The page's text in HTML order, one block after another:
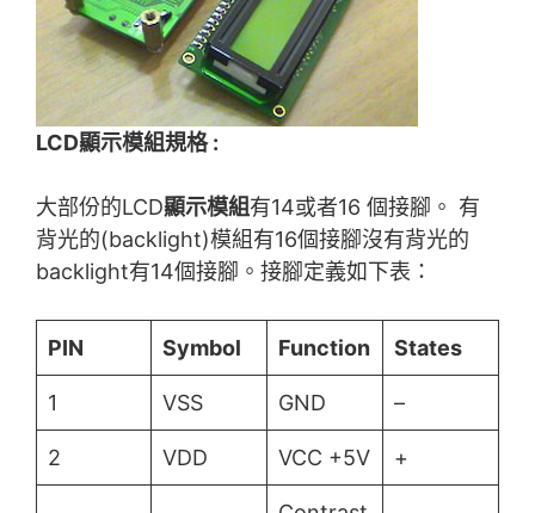
LCD顯示模組規格 :
大部份的LCD顯示模組有14或者16 個接腳。 有
背光的(backlight)模組有16個接腳沒有背光的
backlight有14個接腳。接腳定義如下表：
PIN Symbol Function States
1 VSS GND –
2 VDD VCC +5V +